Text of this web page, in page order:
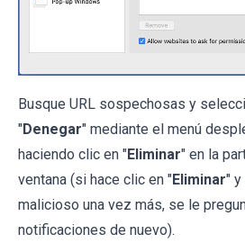
Busque URL sospechosas y
"Denegar" mediante el menú
haciendo clic en "Eliminar" en la
ventana (si hace clic en "Eliminar"
malicioso una vez más, se le
notificaciones de nuevo).